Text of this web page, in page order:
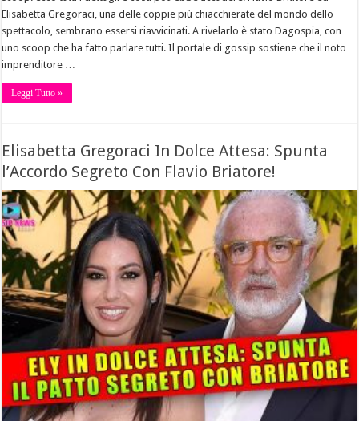
Elisabetta Gregoraci, una delle coppie più chiacchierate del mondo dello
spettacolo, sembrano essersi riavvicinati. A rivelarlo è stato Dagospia, con
uno scoop che ha fatto parlare tutti. Il portale di gossip sostiene che il noto
imprenditore …
Leggi Tutto »
Elisabetta Gregoraci In Dolce Attesa: Spunta
l’Accordo Segreto Con Flavio Briatore!